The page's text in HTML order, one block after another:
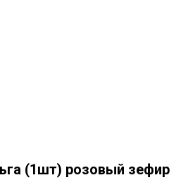
(1шт) розовый зефир